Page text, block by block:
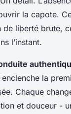
la capote.
de liberté brute,
l’instant.
la
Chaque
et douceur -